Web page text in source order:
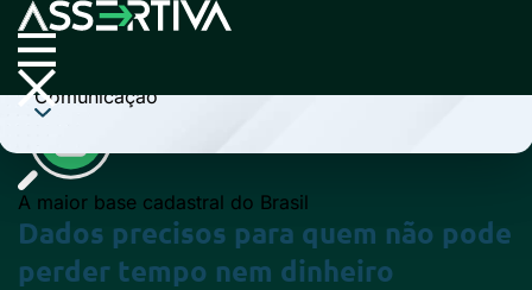
Cobrança
Comunicação
A maior base cadastral do Brasil
Dados precisos para quem não pode
perder tempo nem dinheiro